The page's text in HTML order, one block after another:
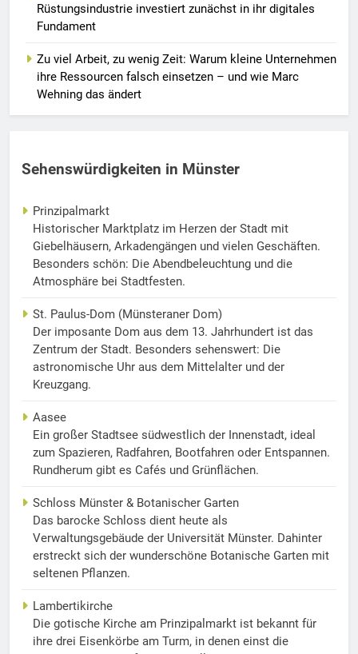
Rüstungsindustrie investiert zunächst in ihr digitales
Fundament
Zu viel Arbeit, zu wenig Zeit: Warum kleine Unternehmen
ihre Ressourcen falsch einsetzen – und wie Marc
Wehning das ändert
Sehenswürdigkeiten in Münster
Prinzipalmarkt
Historischer Marktplatz im Herzen der Stadt mit
Giebelhäusern, Arkadengängen und vielen Geschäften.
Besonders schön: Die Abendbeleuchtung und die
Atmosphäre bei Stadtfesten.
St. Paulus-Dom (Münsteraner Dom)
Der imposante Dom aus dem 13. Jahrhundert ist das
Zentrum der Stadt. Besonders sehenswert: Die
astronomische Uhr aus dem Mittelalter und der
Kreuzgang.
Aasee
Ein großer Stadtsee südwestlich der Innenstadt, ideal
zum Spazieren, Radfahren, Bootfahren oder Entspannen.
Rundherum gibt es Cafés und Grünflächen.
Schloss Münster & Botanischer Garten
Das barocke Schloss dient heute als
Verwaltungsgebäude der Universität Münster. Dahinter
erstreckt sich der wunderschöne Botanische Garten mit
seltenen Pflanzen.
Lambertikirche
Die gotische Kirche am Prinzipalmarkt ist bekannt für
ihre drei Eisenkörbe am Turm, in denen einst die